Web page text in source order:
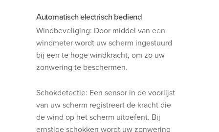
Automatisch electrisch bediend
Windbeveliging: Door middel van een
windmeter wordt uw scherm ingestuurd
bij een te hoge windkracht, om zo uw
zonwering te beschermen.
Schokdetectie: Een sensor in de voorlijst
van uw scherm registreert de kracht die
de wind op het scherm uitoefent. Bij
ernstige schokken wordt uw zonwering